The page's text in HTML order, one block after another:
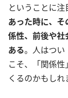
ということに注
あった時に、
係性、前後や
ある。人はつい
こそ、「関係
くるのかもしれ